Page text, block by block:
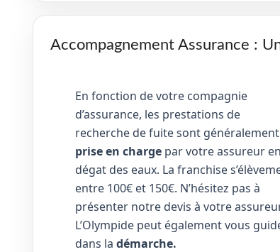
Accompagnement Assurance :
En fonction de votre compagnie
d’assurance, les prestations de
recherche de fuite sont généralement
prise en charge par votre assureur en
dégat des eaux. La franchise
entre 100€ et 150€. N’hésitez pas à
présenter notre devis à votre
L’Olympide peut également vous
dans la démarche.